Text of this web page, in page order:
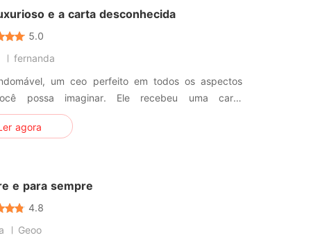
e a carta desconhecida
5.0
fernanda
um ceo perfeito em todos os aspectos
possa imaginar. Ele recebeu uma carta
e conheceu uma mulher que ele não queria.
acontecer?
agora
e para sempre
4.8
Geoo